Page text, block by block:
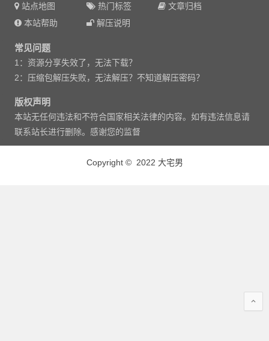
站点地图 热门标签
文章归档
本站帮助
解压说明
常见问题
1：资源分享失效了，无法下载？
2：压缩包解压失败，无法解压？不知道解压密码？
版权声明
本站无任何违法和不符合国家相关法律的内容。如有违法信息请
联系站长进行删除。感谢您的监督
Copyright © 2022 大宅男